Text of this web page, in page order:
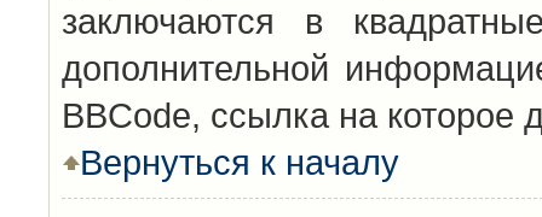
заключаются в
дополнительной
BBCode, ссылка на
Вернуться к началу